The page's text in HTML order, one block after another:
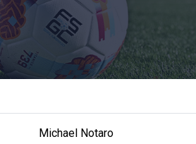
Michael Notaro